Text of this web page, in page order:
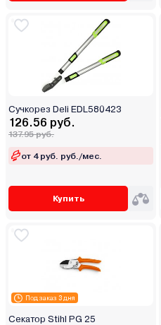
Сучкорез Deli EDL580423
126.56 руб.
137.95 руб.
от 4 руб. руб./мес.
Купить
Под заказ 3 дня
Секатор Stihl PG 25